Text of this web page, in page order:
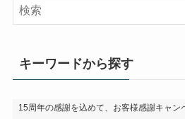
キーワードから探す
15周年の感謝を込めて、お客様感謝キャン